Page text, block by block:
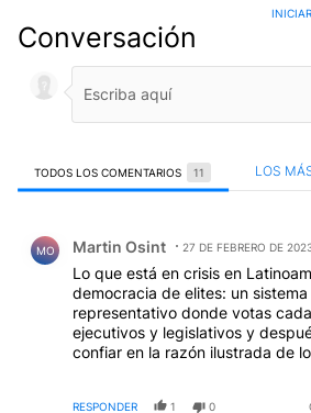
Conversación
TODOS LOS COMENTARIOS 11 LOS
MO Martin Osint 27 DE FEBRERO DE
Lo que está en crisis en
democracia de elites: un
representativo donde votas
ejecutivos y legislativos y
confiar en la razón ilustrada de
que hagan bien las cosas.
RESPONDER 1 0